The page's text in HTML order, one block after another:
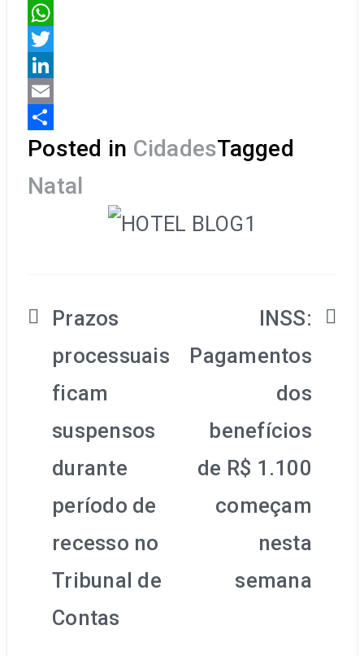
Facebook
WhatsApp
Twitter
LinkedIn
Email
Share
Posted in CidadesTagged
Natal
Prazos
processuais
ficam
suspensos
durante
período de
recesso no
Tribunal de
Contas
INSS:
Pagamentos
dos
benefícios
de R$ 1.100
começam
nesta
semana